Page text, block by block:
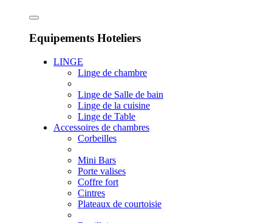
Equipements Hoteliers
LINGE
Linge de chambre
Linge de Salle de bain
Linge de la cuisine
Linge de Table
Accessoires de chambres
Corbeilles
Mini Bars
Porte valises
Coffre fort
Cintres
Plateaux de courtoisie